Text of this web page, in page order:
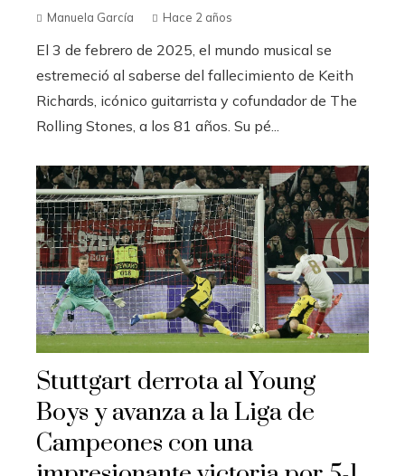
Manuela García Hace 2 años
El 3 de febrero de 2025, el mundo musical se
estremeció al saberse del fallecimiento de Keith
Richards, icónico guitarrista y cofundador de The
Rolling Stones, a los 81 años. Su pé...
Stuttgart derrota al Young
Boys y avanza a la Liga de
Campeones con una